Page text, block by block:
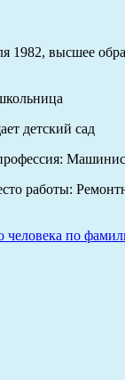
1982, высшее
детский сад
работы:
человека по